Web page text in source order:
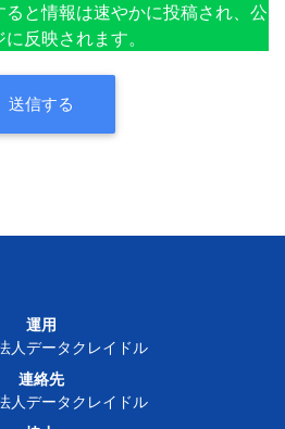
と情報は速やかに投稿され、公
反映されます。
送信する
運用
人データクレイドル
連絡先
人データクレイドル